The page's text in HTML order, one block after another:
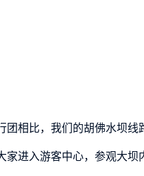
团相比，我们的胡佛水坝
进入游客中心，参观大坝